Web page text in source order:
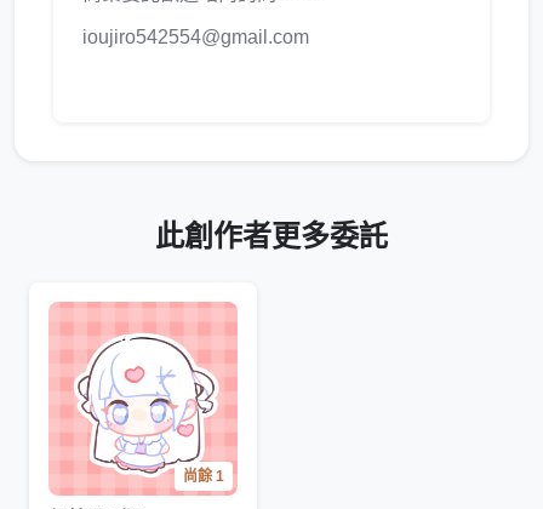
ioujiro542554@gmail.com
此創作者更多委託
尚餘 1